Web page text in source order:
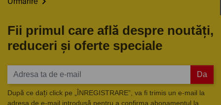
Fii primul care află despre noutăți,
reduceri și oferte speciale
Da
După ce dați click pe „ÎNREGISTRARE”, va fi trimis un e-mail la
adresa de e-mail introdusă pentru a confirma abonamentul la